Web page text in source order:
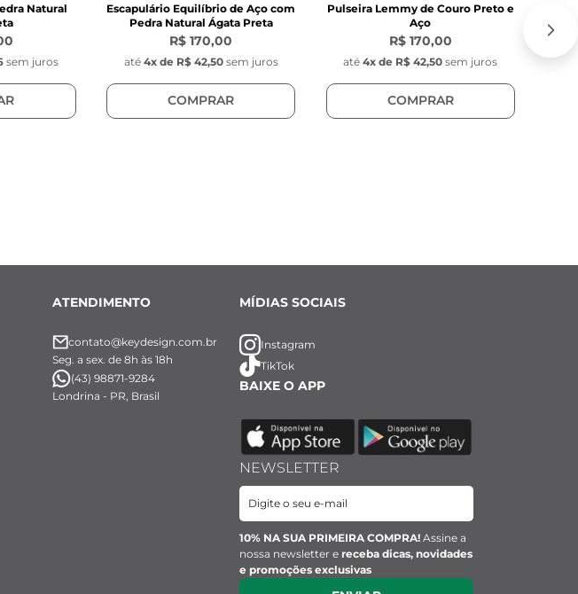
logo da Key Design gravado na face
Natural
sem juros
Escapulário Equilíbrio de Aço com
Pedra Natural Ágata Preta
R$ 170,00
até 4x de R$ 42,50 sem juros
COMPRAR
Pulseira Lemmy de Couro Preto e
Aço
R$ 170,00
até 4x de R$ 42,50 sem juros
COMPRAR
ATENDIMENTO
contato@keydesign.com.br
Seg. a sex. de 8h às 18h
(43) 98871-9284
Londrina - PR, Brasil
MÍDIAS SOCIAIS
Instagram
TikTok
BAIXE O APP
NEWSLETTER
10% NA SUA PRIMEIRA COMPRA! Assine a
nossa newsletter e receba dicas, novidades
e promoções exclusivas